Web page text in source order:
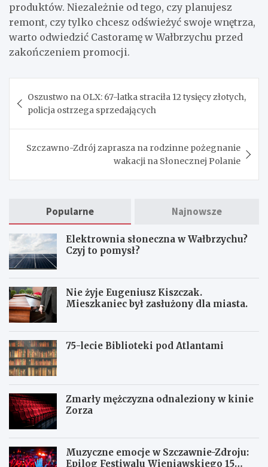
produktów. Niezależnie od tego, czy planujesz
remont, czy tylko chcesz odświeżyć swoje wnętrza,
warto odwiedzić Castoramę w Wałbrzychu przed
zakończeniem promocji.
wpisu
Oszustwo na OLX: 67-latka straciła 12 tysięcy złotych,
policja ostrzega sprzedających
Szczawno-Zdrój zaprasza na rodzinne pożegnanie
wakacji na Słonecznej Polanie
Popularne Najnowsze
Elektrownia słoneczna w Wałbrzychu?
Czyj to pomysł?
Nie żyje Eugeniusz Kiszczak.
Mieszkaniec był zasłużony dla miasta.
75-lecie Biblioteki pod Atlantami
Zmarły mężczyzna odnaleziony w kinie
Zorza
Muzyczne emocje w Szczawnie-Zdroju:
Epilog Festiwalu Wieniawskiego 15